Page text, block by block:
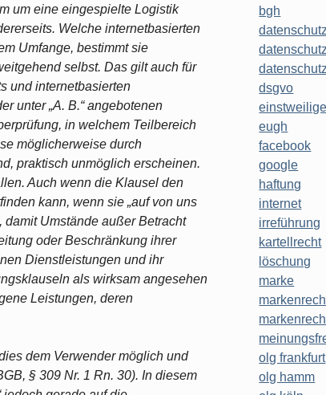
um eine eingespielte Logistik
Welche internetbasierten
Umfange, bestimmt sie
selbst. Das gilt auch für
und internetbasierten
unter „A. B.“ angebotenen
in welchem Teilbereich
möglicherweise durch
praktisch unmöglich erscheinen.
Auch wenn die Klausel den
kann, wenn sie „auf von uns
Umstände außer Betracht
oder Beschränkung ihrer
Dienstleistungen und ihr
als wirksam angesehen
Leistungen, deren
dem Verwender möglich und
§ 309 Nr. 1 Rn. 30). In diesem
bgh
datenschutz
dsgvo
eugh
facebook
google
haftung
internet
irreführung
kartellrecht
löschung
marke
olg frankfurt
olg hamm